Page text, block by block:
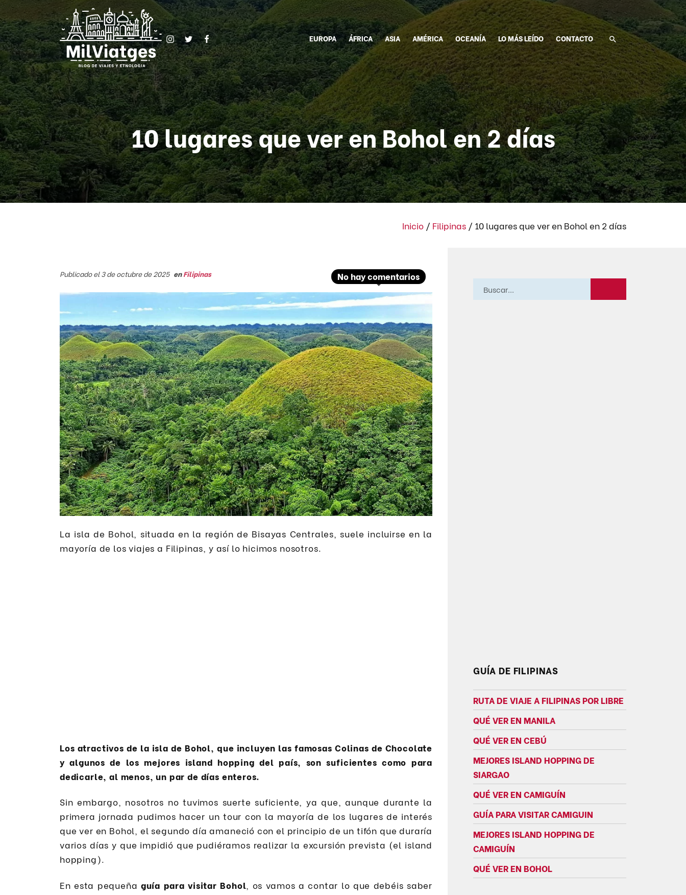
EUROPA ÁFRICA ASIA AMÉRICA OCEANÍA LO MÁS LEÍDO CONTACTO
10 lugares que ver en Bohol en 2 días
Inicio / Filipinas / 10 lugares que ver en Bohol en 2 días
No hay comentarios
Publicado el 3 de octubre de 2025 enFilipinas
La isla de Bohol, situada en la región de Bisayas Centrales, suele incluirse en la
mayoría de los viajes a Filipinas, y así lo hicimos nosotros.
Los atractivos de la isla de Bohol, que incluyen las famosas Colinas de Chocolate
y algunos de los mejores island hopping del país, son suficientes como para
dedicarle, al menos, un par de días enteros.
Sin embargo, nosotros no tuvimos suerte suficiente, ya que, aunque durante la
primera jornada pudimos hacer un tour con la mayoría de los lugares de interés
que ver en Bohol, el segundo día amaneció con el principio de un tifón que duraría
varios días y que impidió que pudiéramos realizar la excursión prevista (el island
hopping).
En esta pequeña guía para visitar Bohol
, os vamos a contar lo que debéis saber
GUÍA DE FILIPINAS
RUTA DE VIAJE A FILIPINAS POR LIBRE
QUÉ VER EN MANILA
QUÉ VER EN CEBÚ
MEJORES ISLAND HOPPING DE
SIARGAO
QUÉ VER EN CAMIGUÍN
GUÍA PARA VISITAR CAMIGUIN
MEJORES ISLAND HOPPING DE
CAMIGUÍN
QUÉ VER EN BOHOL